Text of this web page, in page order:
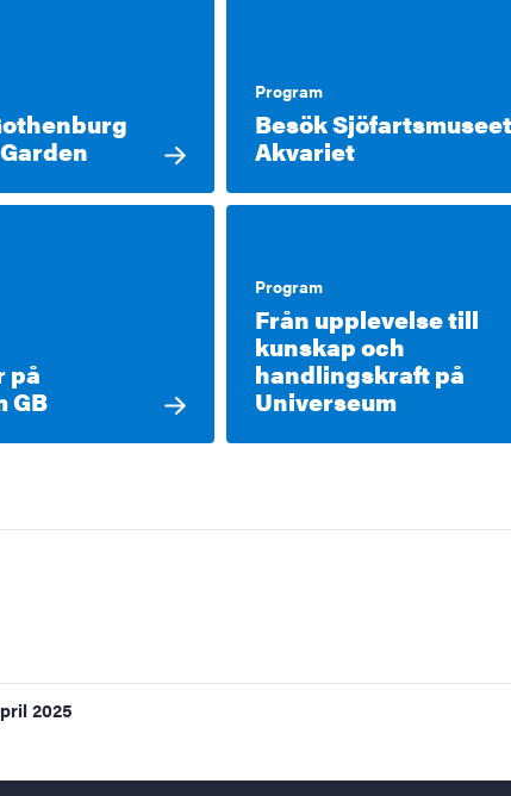
på
GB
Program
Besök Sjöfartsmuseet
Akvariet
Program
Från upplevelse till
kunskap och
handlingskraft på
Universeum
2025